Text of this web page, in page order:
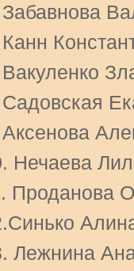
Нечаева
Проданова
Лежнина